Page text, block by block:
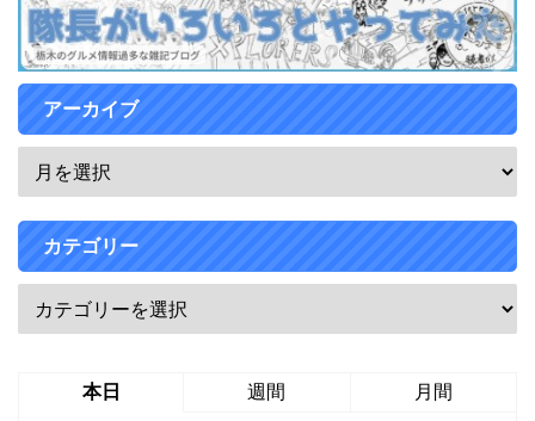
アーカイブ
カテゴリー
本日 週間 月間